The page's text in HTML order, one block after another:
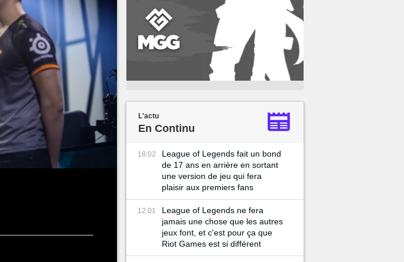
L'actu
En Continu
18:02
League of Legends fait un bond
de 17 ans en arrière en sortant
une version de jeu qui fera
plaisir aux premiers fans
12:01
League of Legends ne fera
jamais une chose que les autres
jeux font, et c'est pour ça que
Riot Games est si différent